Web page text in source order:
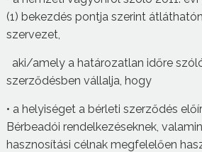
(1) bekezdés pontja szerint
szervezet,
aki/amely a határozatlan időre
szerződésben vállalja, hogy
• a helyiséget a bérleti szerződés
Bérbeadói rendelkezéseknek,
hasznosítási célnak megfelelően